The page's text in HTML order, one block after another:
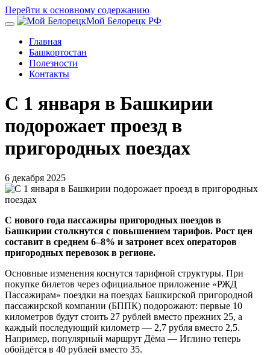
Перейти к основному содержанию
Мой Белорецк РФ
Главная
Башкортостан
Полезности
Контакты
С 1 января в Башкирии
подорожает проезд в
пригородных поездах
6 декабря 2025
С нового года пассажиры пригородных поездов в
Башкирии столкнутся с повышением тарифов. Рост цен
составит в среднем 6–8% и затронет всех операторов
пригородных перевозок в регионе.
Основные изменения коснутся тарифной структуры. При
покупке билетов через официальное приложение «РЖД
Пассажирам» поездки на поездах Башкирской пригородной
пассажирской компании (БППК) подорожают: первые 10
километров будут стоить 27 рублей вместо прежних 25, а
каждый последующий километр — 2,7 рубля вместо 2,5.
Например, популярный маршрут Дёма — Иглино теперь
обойдётся в 40 рублей вместо 35.